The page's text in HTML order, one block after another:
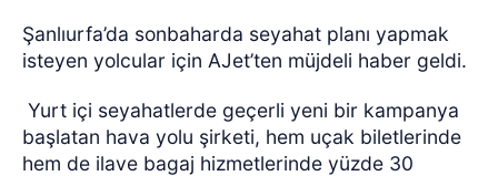
Şanlıurfa’da sonbaharda seyahat planı yapmak
isteyen yolcular için AJet’ten müjdeli haber geldi.
Yurt içi seyahatlerde geçerli yeni bir kampanya
başlatan hava yolu şirketi, hem uçak biletlerinde
hem de ilave bagaj hizmetlerinde yüzde 30